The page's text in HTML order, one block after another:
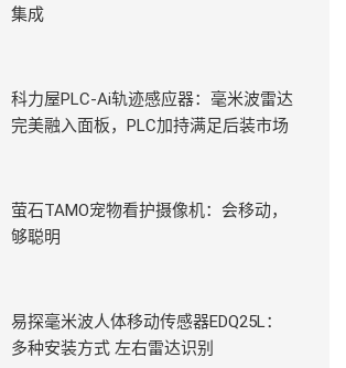
集成
科力屋PLC-Ai轨迹感应器：毫米波雷达
完美融入面板，PLC加持满足后装市场
萤石TAMO宠物看护摄像机：会移动，
够聪明
易探毫米波人体移动传感器EDQ25L：
多种安装方式 左右雷达识别